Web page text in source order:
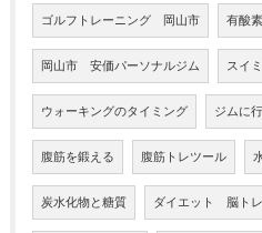
ゴルフトレーニング 岡山市 有酸
岡山市 安価パーソナルジム スイ
ウォーキングのタイミング ジムに
腹筋を鍛える 腹筋トレツール
炭水化物と糖質 ダイエット 脳トレ